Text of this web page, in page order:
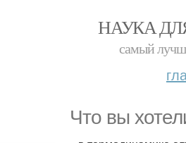
НАУКА
самый
Что вы